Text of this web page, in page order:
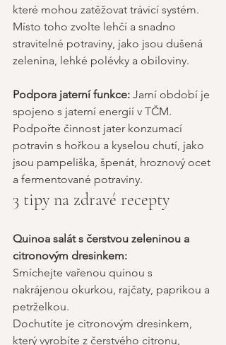
které mohou zatěžovat trávicí systém.
Místo toho zvolte lehčí a snadno
stravitelné potraviny, jako jsou dušená
zelenina, lehké polévky a obiloviny.
Podpora jaterní funkce: Jarní období je
spojeno s jaterní energií v TČM.
Podpořte činnost jater konzumací
potravin s hořkou a kyselou chutí, jako
jsou pampeliška, špenát, hroznový ocet
a fermentované potraviny.
3 tipy na zdravé recepty
Quinoa salát s čerstvou zeleninou a
citronovým dresinkem:
Smíchejte vařenou quinou s
nakrájenou okurkou, rajčaty, paprikou a
petrželkou.
Dochutíte je citronovým dresinkem,
který vyrobíte z čerstvého citronu,